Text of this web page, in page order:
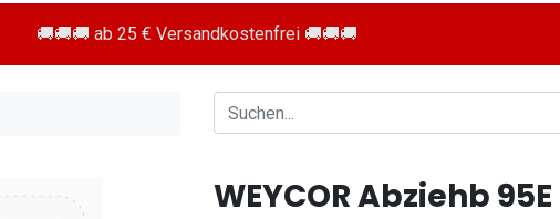
🚚🚚🚚 ab 25 € Versandkostenfrei 🚚🚚🚚
WEYCOR Abziehb